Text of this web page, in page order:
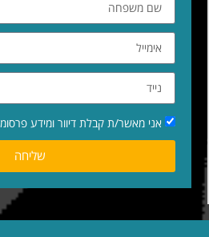
אני מאשר/ת קבלת דיוור ומידע
שליחה